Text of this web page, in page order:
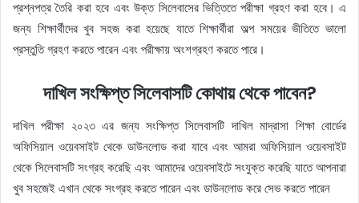
প্রশ্নপত্র তৈরি করা হবে এবং উক্ত সিলেবাসের ভিত্তিতে পরীক্ষা গ্রহণ করা হবে। এ
জন্য শিক্ষার্থীদের খুব সহজ করা হয়েছে যাতে শিক্ষার্থীরা অল্প সময়ের ভীতিতে ভালো
প্রস্তুতি গ্রহণ করতে পারেন এবং পরীক্ষায় অংশগ্রহণ করতে পারে।
দাখিল সংক্ষিপ্ত সিলেবাসটি কোথায় থেকে পাবেন?
দাখিল পরীক্ষা ২০২৩ এর জন্য সংক্ষিপ্ত সিলেবাসটি দাখিল মাদ্রাসা শিক্ষা বোর্ডের
অফিসিয়াল ওয়েবসাইট থেকে ডাউনলোড করা যাবে এবং আমরা অফিসিয়াল ওয়েবসাইট
থেকে সিলেবাসটি সংগ্রহ করেছি এবং আমাদের ওয়েবসাইটে সংযুক্ত করেছি যাতে আপনারা
খুব সহজেই এখান থেকে সংগ্রহ করতে পারেন এবং ডাউনলোড করে সেভ করতে পারেন